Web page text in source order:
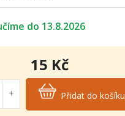
13.8.2026
15 Kč
Měrná
cena:
Přidat do košíku